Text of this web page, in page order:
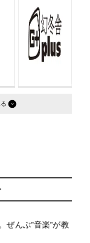
んぶ”音楽”が教